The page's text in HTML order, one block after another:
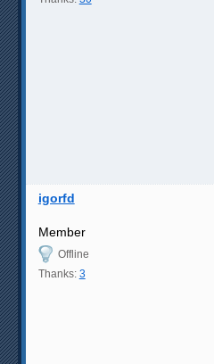
igorfd
Member
Offline
Thanks: 3